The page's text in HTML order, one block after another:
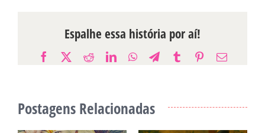
Espalhe essa história por aí!
Facebook
X RedditLinkedInWhatsApp
Telegram
TumblrPinterest
E-
Postagens Relacionadas